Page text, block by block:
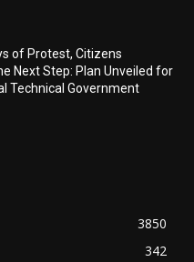
of Protest, Citizens
Next Step: Plan Unveiled for
Technical Government
3850
342